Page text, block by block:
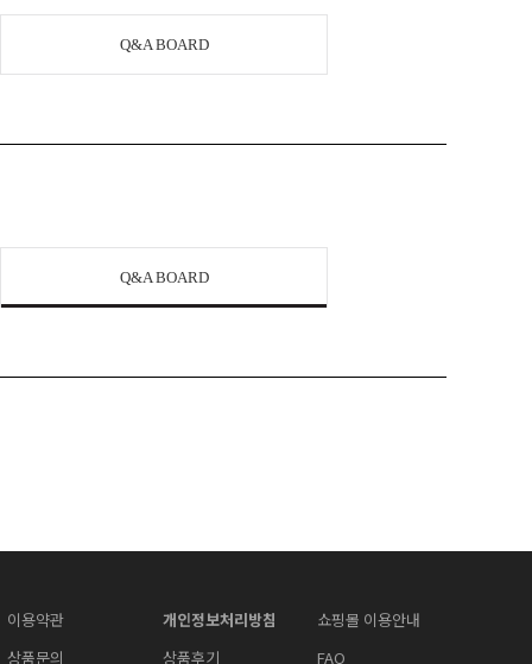
Q&A BOARD
Q&A BOARD
이용약관 개인정보처리방침
쇼핑몰 이용안내
상품문의
상품후기 FAQ